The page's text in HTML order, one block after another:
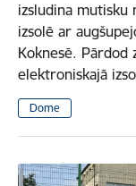
izsludina mutisku
izsolē ar
Koknesē. Pārdod
elektroniskajā
Dome